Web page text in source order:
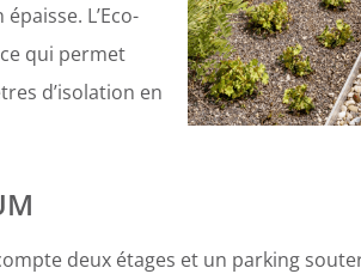
épaisse. L’Eco-
qui permet
d’isolation en
deux étages et un parking